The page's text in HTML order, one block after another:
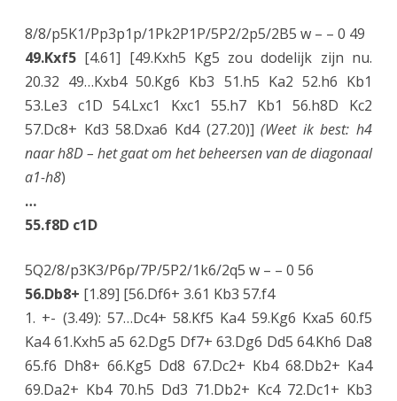
8/8/p5K1/Pp3p1p/1Pk2P1P/5P2/2p5/2B5 w – – 0 49
49.Kxf5 [4.61] [49.Kxh5 Kg5 zou dodelijk zijn nu.
20.32 49…Kxb4 50.Kg6 Kb3 51.h5 Ka2 52.h6 Kb1
53.Le3 c1D 54.Lxc1 Kxc1 55.h7 Kb1 56.h8D Kc2
57.Dc8+ Kd3 58.Dxa6 Kd4 (27.20)](Weet ik best: h4
naar h8D – het gaat om het beheersen van de diagonaal
a1-h8)
…
55.f8D c1D
5Q2/8/p3K3/P6p/7P/5P2/1k6/2q5 w – – 0 56
56.Db8+ [1.89] [56.Df6+ 3.61 Kb3 57.f4
1. +- (3.49): 57…Dc4+ 58.Kf5 Ka4 59.Kg6 Kxa5 60.f5
Ka4 61.Kxh5 a5 62.Dg5 Df7+ 63.Dg6 Dd5 64.Kh6 Da8
65.f6 Dh8+ 66.Kg5 Dd8 67.Dc2+ Kb4 68.Db2+ Ka4
69.Da2+ Kb4 70.h5 Dd3 71.Db2+ Kc4 72.Dc1+ Kb3